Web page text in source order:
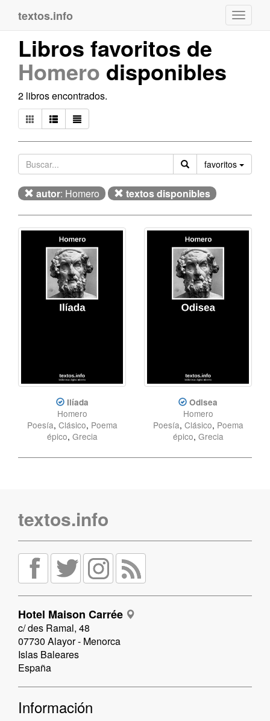
textos.info
Libros favoritos de
Homero disponibles
2 libros encontrados.
favoritos
autor: Homero textos disponibles
Ilíada
Homero
Poesía, Clásico, Poema
épico, Grecia
Odisea
Homero
Poesía, Clásico, Poema
épico, Grecia
textos.info
Hotel Maison Carrée
c/ des Ramal, 48
07730 Alayor - Menorca
Islas Baleares
España
Información